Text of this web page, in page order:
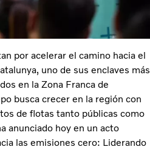
por acelerar el camino hacia el
uno de sus enclaves más
en la Zona Franca de
busca crecer en la región con
de flotas tanto públicas como
anunciado hoy en un acto
las emisiones cero: Liderando